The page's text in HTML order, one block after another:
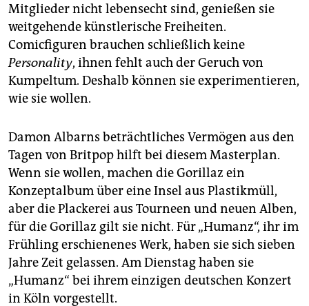
genossenschaft
epaper login
Mitglieder nicht lebensecht sind, genießen sie
weitgehende künstlerische Freiheiten.
Comicfiguren brauchen schließlich keine
Personality, ihnen fehlt auch der Geruch von
Kumpeltum. Deshalb können sie experimentieren,
wie sie wollen.
Damon Albarns beträchtliches Vermögen aus den
Tagen von Britpop hilft bei diesem Masterplan.
Wenn sie wollen, machen die Gorillaz ein
Konzeptalbum über eine Insel aus Plastikmüll,
aber die Plackerei aus Tourneen und neuen Alben,
für die Gorillaz gilt sie nicht. Für „Humanz“, ihr im
Frühling erschienenes Werk, haben sie sich sieben
Jahre Zeit gelassen. Am Dienstag haben sie
„Humanz“ bei ihrem einzigen deutschen Konzert
in Köln vorgestellt.